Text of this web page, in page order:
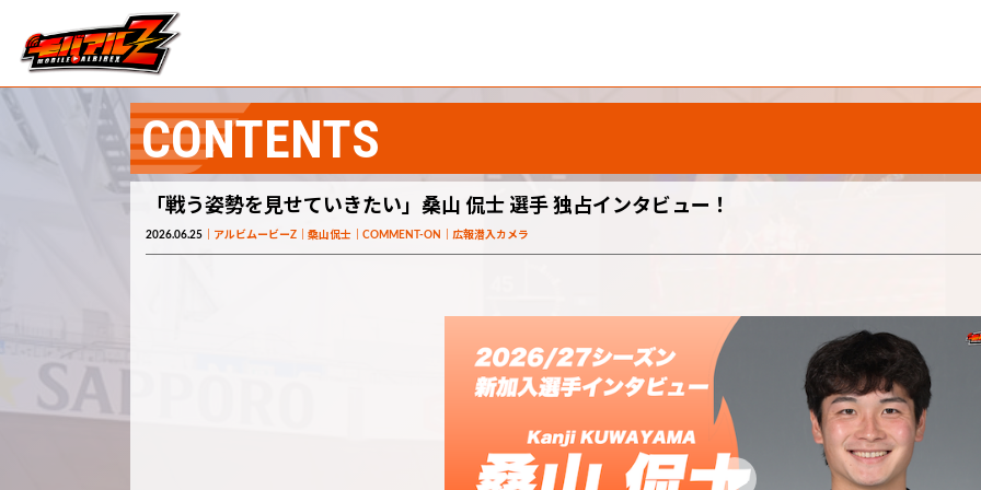
CONTENTS
「戦う姿勢を見せていきたい」桑山 侃士 選手 独占インタビュー！
2026.06.25 アルビムービーZ 桑山侃士 COMMENT-ON 広報潜入カメラ